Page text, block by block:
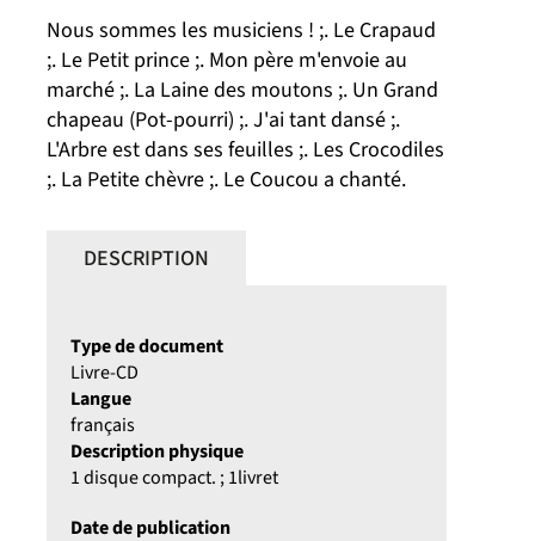
Nous sommes les musiciens ! ;. Le Crapaud
;. Le Petit prince ;. Mon père m'envoie au
marché ;. La Laine des moutons ;. Un Grand
chapeau (Pot-pourri) ;. J'ai tant dansé ;.
L'Arbre est dans ses feuilles ;. Les Crocodiles
;. La Petite chèvre ;. Le Coucou a chanté.
DESCRIPTION
Type de document
Livre-CD
Langue
français
Description physique
1 disque compact. ; 1livret
Date de publication